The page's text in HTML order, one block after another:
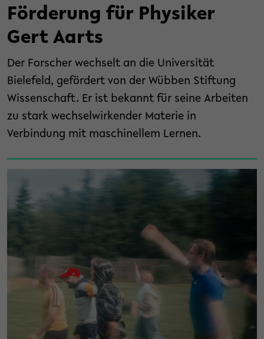
Förderung für Physiker
Gert Aarts
Der Forscher wechselt an die Universität
Bielefeld, gefördert von der Wübben Stiftung
Wissenschaft. Er ist bekannt für seine Arbeiten
zu stark wechselwirkender Materie in
Verbindung mit maschinellem Lernen.